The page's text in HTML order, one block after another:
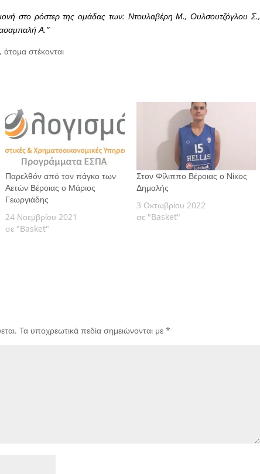
στο ρόστερ της ομάδας των: Ντουλαβέρη Μ., Ουλσουτζόγλου Σ.,
Α.”
Παρελθόν από τον πάγκο των
Αετών Βέροιας ο Μάριος
Γεωργιάδης
24 Νοεμβρίου 2021
σε "Basket"
Στον Φίλιππο Βέροιας ο Νίκος
Δημαλής
3 Οκτωβρίου 2022
σε "Basket"
Τα υποχρεωτικά πεδία σημειώνονται με *